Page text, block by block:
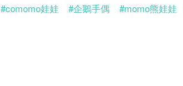
#comomo娃娃 #企鵝手偶 #momo熊娃娃